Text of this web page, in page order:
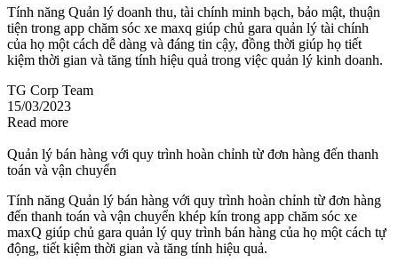
Tính năng Quản lý doanh thu, tài chính minh bạch, bảo mật, thuận
tiện trong app chăm sóc xe maxq giúp chủ gara quản lý tài chính
của họ một cách dễ dàng và đáng tin cậy, đồng thời giúp họ tiết
kiệm thời gian và tăng tính hiệu quả trong việc quản lý kinh doanh.
TG Corp Team
15/03/2023
Read more
Quản lý bán hàng với quy trình hoàn chỉnh từ đơn hàng đến thanh
toán và vận chuyển
Tính năng Quản lý bán hàng với quy trình hoàn chỉnh từ đơn hàng
đến thanh toán và vận chuyển khép kín trong app chăm sóc xe
maxQ giúp chủ gara quản lý quy trình bán hàng của họ một cách tự
động, tiết kiệm thời gian và tăng tính hiệu quả.